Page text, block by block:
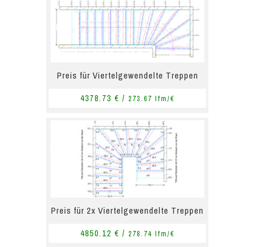
Preis für Viertelgewendelte Treppen
4378.73 € / 273.67 lfm/€
Preis für 2x Viertelgewendelte Treppen
4850.12 € / 278.74 lfm/€